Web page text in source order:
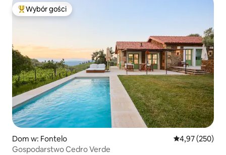
Najpopularniejsze z kategorii Wybór gości
Wybór gości
Dom w: Fontelo Średnia
4,97 (250)
Gospodarstwo Cedro Verde